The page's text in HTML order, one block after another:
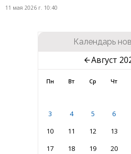
11 мая 2026 г. 10:40
Календарь
Август
Пн Вт Ср Чт
3
4 5 6
10
11 12 13
17
18 19 20